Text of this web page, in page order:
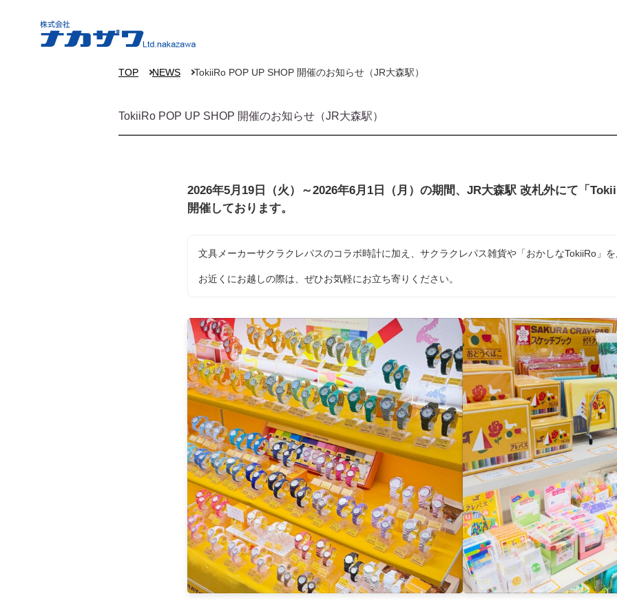
TOP NEWS TokiiRo POP UP SHOP 開催のお知らせ（JR大森駅）
TokiiRo POP UP SHOP 開催のお知らせ（JR大森駅）
2026年5月19日（火）～2026年6月1日（月） の期間、JR大森駅 改札外にて「
開催しております。
文具メーカーサクラクレパスのコラボ時計に加え、サクラクレパス雑貨や「おかしなTokiiRo」
お近くにお越しの際は、ぜひお気軽にお立ち寄りください。